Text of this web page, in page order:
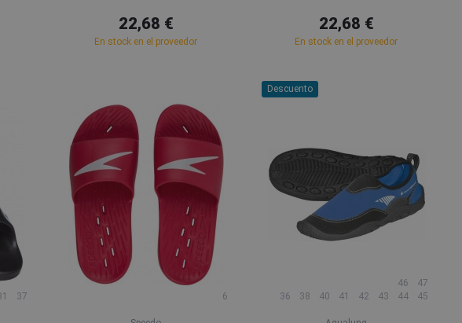
22,68 €
En stock en el proveedor
22,68 €
En stock en el proveedor
37 6
Descuento
36 38 40 41 42 43 44 45
46 47